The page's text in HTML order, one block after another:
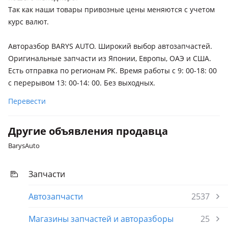
рестайлинг (L320)
Так как наши товары привозные цены меняются с учетом
курс валют.
Авторазбор BARYS AUTO. Широкий выбор автозапчастей.
Оригинальные запчасти из Японии, Европы, ОАЭ и США.
Есть отправка по регионам РК. Время работы с 9: 00-18: 00
с перерывом 13: 00-14: 00. Без выходных.
Перевести
Другие объявления продавца
BarysAuto
Запчасти
Автозапчасти
2537
Магазины запчастей и авторазборы
25